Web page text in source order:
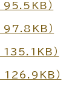
95.5KB）
97.8KB）
135.1KB）
126.9KB）